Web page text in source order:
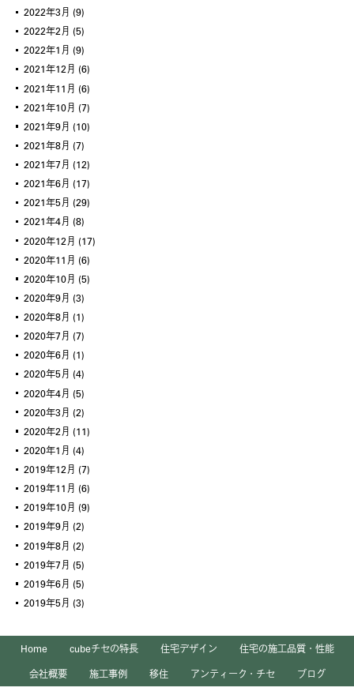
2022年3月 (9)
2022年2月 (5)
2022年1月 (9)
2021年12月 (6)
2021年11月 (6)
2021年10月 (7)
2021年9月 (10)
2021年8月 (7)
2021年7月 (12)
2021年6月 (17)
2021年5月 (29)
2021年4月 (8)
2020年12月 (17)
2020年11月 (6)
2020年10月 (5)
2020年9月 (3)
2020年8月 (1)
2020年7月 (7)
2020年6月 (1)
2020年5月 (4)
2020年4月 (5)
2020年3月 (2)
2020年2月 (11)
2020年1月 (4)
2019年12月 (7)
2019年11月 (6)
2019年10月 (9)
2019年9月 (2)
2019年8月 (2)
2019年7月 (5)
2019年6月 (5)
2019年5月 (3)
Home cubeチセの特長 住宅デザイン
住宅の施工品質・性能
会社概要
施工事例 移住 アンティーク・チセ ブログ